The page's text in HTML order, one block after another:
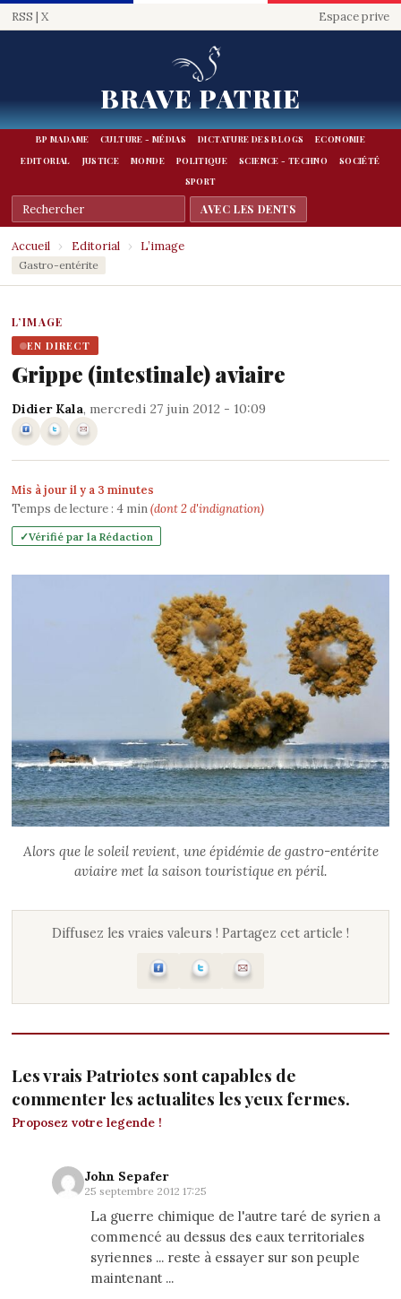
RSS | X Espace prive
BRAVE PATRIE
BP MADAME CULTURE - MÉDIAS DICTATURE DES BLOGS
ECONOMIE
EDITORIAL
JUSTICE MONDE POLITIQUE SCIENCE - TECHNO
SOCIÉTÉ
SPORT
Accueil › Editorial › L’image
Gastro-entérite
L’IMAGE
EN DIRECT
Grippe (intestinale) aviaire
Didier Kala, mercredi 27 juin 2012 - 10:09
Mis à jour il y a 3 minutes
Temps de lecture : 4min(dont 2 d'indignation)
Vérifié par la Rédaction
Alors que le soleil revient, une épidémie de gastro-entérite
aviaire met la saison touristique en péril.
Diffusez les vraies valeurs ! Partagez cet article !
Les vrais Patriotes sont capables de
commenter les actualites les yeux fermes.
Proposez votre legende !
John Sepafer
25 septembre 2012 17:25
La guerre chimique de l'autre taré de syrien a
commencé au dessus des eaux territoriales
syriennes ... reste à essayer sur son peuple
maintenant ...